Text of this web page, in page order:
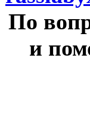
По
и